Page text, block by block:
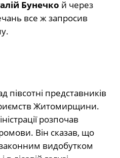
Бунечко й через
все ж запросив
представників
Житомирщини.
розпочав
Він сказав, що
видобутком